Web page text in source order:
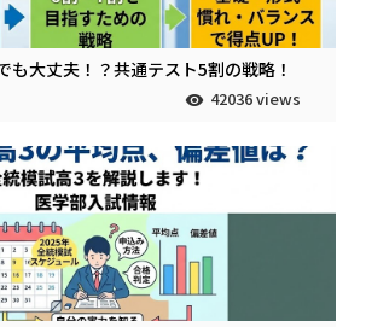
も大丈夫！？共通テスト5割の戦略！
42036 views